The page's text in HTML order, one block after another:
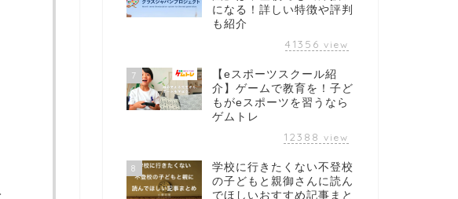
になる！詳しい特徴や評判
も紹介
41356 view
7
【eスポーツスクール紹
介】ゲームで教育を！子ど
もがeスポーツを習うなら
ゲムトレ
12388 view
8
学校に行きたくない不登校
の子どもと親御さんに読ん
でほしいおすすめ記事まと